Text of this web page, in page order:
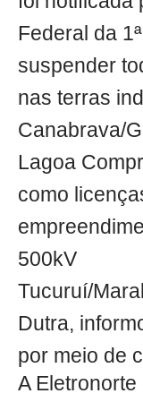
Federal da
suspender
nas terras
Canabrava/
Lagoa
como
500kV
Tucuruí/
Dutra,
por meio de
A